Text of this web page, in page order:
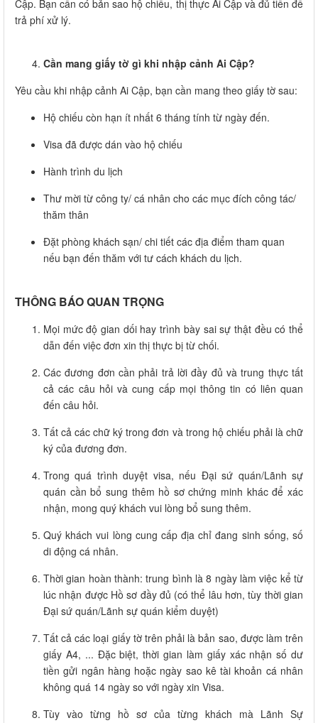
Cập. Bạn cần có bản sao hộ chiếu, thị thực Ai Cập và đủ tiền để
trả phí xử lý.
Cần mang giấy tờ gì khi nhập cảnh Ai Cập?
Yêu cầu khi nhập cảnh Ai Cập, bạn cần mang theo giấy tờ sau:
Hộ chiếu còn hạn ít nhất 6 tháng tính từ ngày đến.
Visa đã được dán vào hộ chiếu
Hành trình du lịch
Thư mời từ công ty/ cá nhân cho các mục đích công tác/
thăm thân
Đặt phòng khách sạn/ chi tiết các địa điểm tham quan
nếu bạn đến thăm với tư cách khách du lịch.
THÔNG BÁO QUAN TRỌNG
Mọi mức độ gian dối hay trình bày sai sự thật đều có thể
dẫn đến việc đơn xin thị thực bị từ chối.
Các đương đơn cần phải trả lời đầy đủ và trung thực tất
cả các câu hỏi và cung cấp mọi thông tin có liên quan
đến câu hỏi.
Tất cả các chữ ký trong đơn và trong hộ chiếu phải là chữ
ký của đương đơn.
Trong quá trình duyệt visa, nếu Đại sứ quán/Lãnh sự
quán cần bổ sung thêm hồ sơ chứng minh khác để xác
nhận, mong quý khách vui lòng bổ sung thêm.
Quý khách vui lòng cung cấp địa chỉ đang sinh sống, số
di động cá nhân.
Thời gian hoàn thành: trung bình là 8 ngày làm việc kể từ
lúc nhận được Hồ sơ đầy đủ (có thể lâu hơn, tùy thời gian
Đại sứ quán/Lãnh sự quán kiểm duyệt)
Tất cả các loại giấy tờ trên phải là bản sao, được làm trên
giấy A4, ... Đặc biệt, thời gian làm giấy xác nhận số dư
tiền gửi ngân hàng hoặc ngày sao kê tài khoản cá nhân
không quá 14 ngày so với ngày xin Visa.
Tùy vào từng hồ sơ của từng khách mà Lãnh Sự